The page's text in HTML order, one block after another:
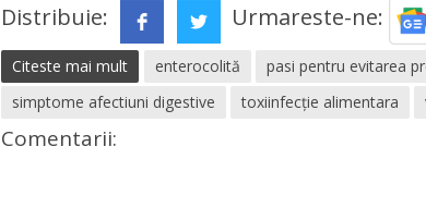
Distribuie: Urmareste-ne:
Citeste mai mult enterocolită
pasi pentru evitarea
simptome afectiuni digestive
toxiinfecție alimentara
Comentarii: